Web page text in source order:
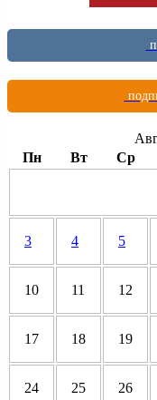
Пн
Вт Ср
3 4 5
10 11 12
17 18 19
24 25 26